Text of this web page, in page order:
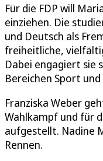
Für die FDP will
einziehen. Die
und Deutsch als
freiheitliche,
Dabei engagiert sie
Bereichen Sport
Franziska Weber
Wahlkampf und für
aufgestellt. Nadine
Rennen.